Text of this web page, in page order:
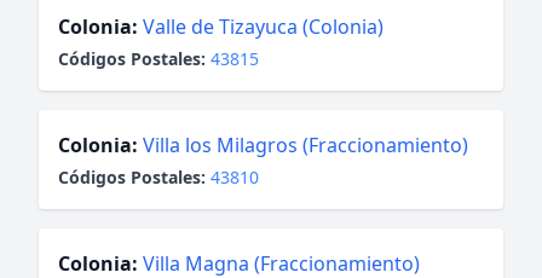
Colonia: Valle de Tizayuca (Colonia)
Códigos Postales: 43815
Colonia: Villa los Milagros (Fraccionamiento)
Códigos Postales: 43810
Colonia: Villa Magna (Fraccionamiento)